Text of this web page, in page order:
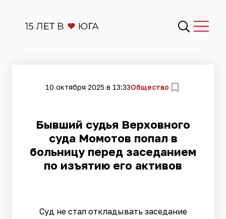
10 октября 2025 в 13:33Общество
Бывший судья Верховного
суда Момотов попал в
больницу перед заседанием
по изъятию его активов
Суд не стал откладывать заседание